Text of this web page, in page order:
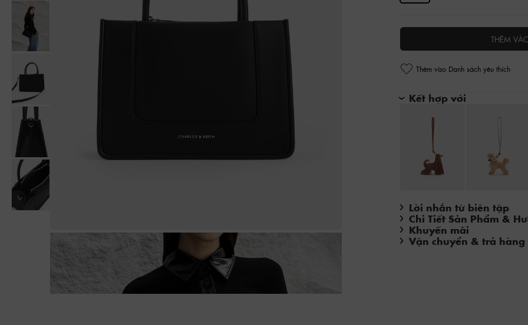
THÊM
Thêm vào Danh sách yêu thích
Kết hợp với
Lời nhắn từ biên tập
Chi Tiết Sản Phẩm &
Khuyến mãi
Vận chuyển & trả hàng